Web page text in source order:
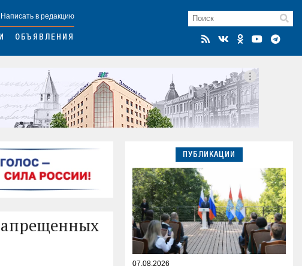
Написать в редакцию
ОБЪЯВЛЕНИЯ
ПУБЛИКАЦИИ
07.08.2026